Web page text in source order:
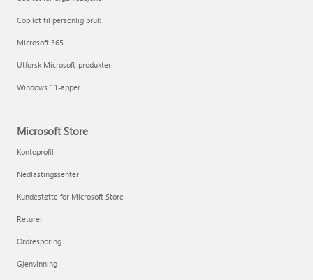
Copilot til personlig bruk
Microsoft 365
Utforsk Microsoft-produkter
Windows 11-apper
Microsoft Store
Kontoprofil
Nedlastingssenter
Kundestøtte for Microsoft Store
Returer
Ordresporing
Gjenvinning